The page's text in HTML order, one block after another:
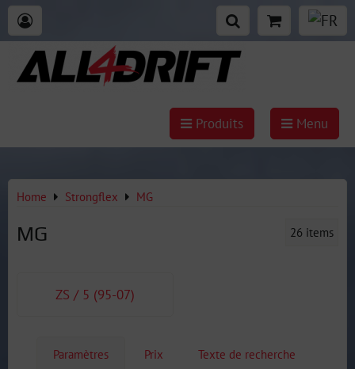
Produits Menu
Home Strongflex MG
MG 26 items
ZS / 5 (95-07)
Paramètres Prix Texte de recherche